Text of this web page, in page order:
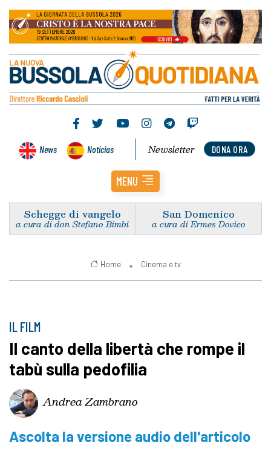
News Noticias DONA ORA
Newsletter
MENU
Schegge di vangelo
a cura di don Stefano Bimbi
San Domenico
a cura di Ermes Dovico
Home Cinema e tv
IL FILM
Il canto della libertà che rompe il
tabù sulla pedofilia
Andrea Zambrano
Ascolta la versione audio dell'articolo